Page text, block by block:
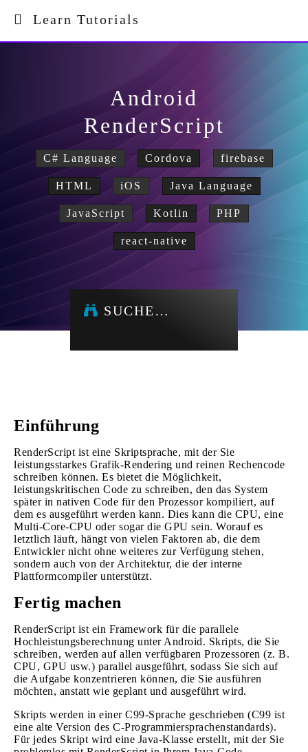
Learn Tutorials
Android
RenderScript
C# Language Cordova firebase
HTML iOS Java Language
JavaScript Kotlin PHP
react-native
SUCHE…
Einführung
RenderScript ist eine Skriptsprache, mit der Sie
leistungsstarkes Grafik-Rendering und reinen Rechencode
schreiben können. Es bietet die Möglichkeit,
leistungskritischen Code zu schreiben, den das System
später in nativen Code für den Prozessor kompiliert, auf
dem es ausgeführt werden kann. Dies kann die CPU, eine
Multi-Core-CPU oder sogar die GPU sein. Worauf es
letztlich läuft, hängt von vielen Faktoren ab, die dem
Entwickler nicht ohne weiteres zur Verfügung stehen,
sondern auch von der Architektur, die der interne
Plattformcompiler unterstützt.
Fertig machen
RenderScript ist ein Framework für die parallele
Hochleistungsberechnung unter Android. Skripts, die Sie
schreiben, werden auf allen verfügbaren Prozessoren (z. B.
CPU, GPU usw.) parallel ausgeführt, sodass Sie sich auf
die Aufgabe konzentrieren können, die Sie ausführen
möchten, anstatt wie geplant und ausgeführt wird.
Skripts werden in einer C99-Sprache geschrieben (C99 ist
eine alte Version des C-Programmiersprachenstandards).
Für jedes Skript wird eine Java-Klasse erstellt, mit der Sie